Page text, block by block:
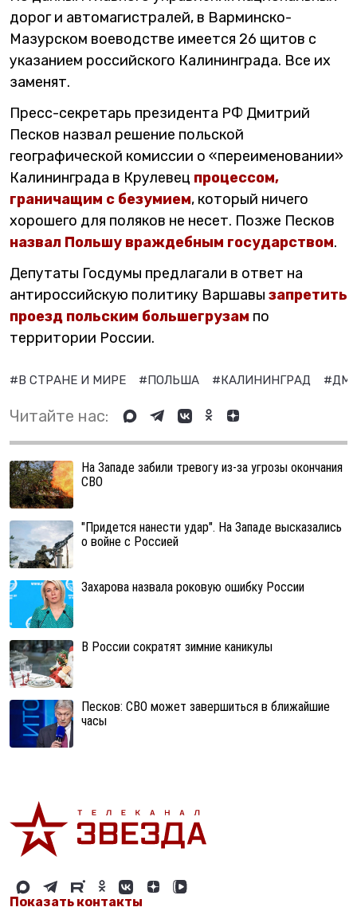
дорог и автомагистралей, в Варминско-
Мазурском воеводстве имеется 26 щитов с
указанием российского Калининграда. Все их
заменят.
Пресс-секретарь президента РФ Дмитрий
Песков назвал решение польской
географической комиссии о «переименовании»
Калининграда в Крулевец процессом,
граничащим с безумием, который ничего
хорошего для поляков не несет. Позже Песков
назвал Польшу враждебным государством.
Депутаты Госдумы предлагали в ответ на
антироссийскую политику Варшавы запретить
проезд польским большегрузам по
территории России.
#В СТРАНЕ И МИРЕ #ПОЛЬША #КАЛИНИНГРАД
Читайте нас:
На Западе забили тревогу из-за угрозы окончания
СВО
"Придется нанести удар". На Западе высказались
о войне с Россией
Захарова назвала роковую ошибку России
В России сократят зимние каникулы
Песков: СВО может завершиться в ближайшие
часы
Показать контакты